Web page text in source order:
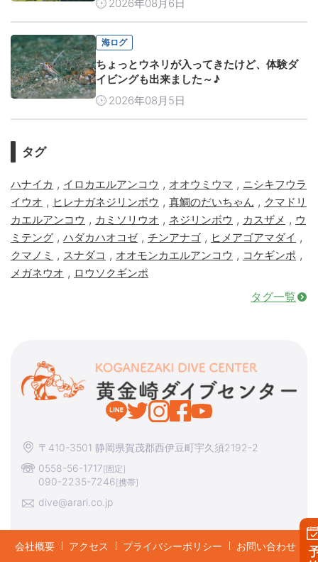
2026年08月6日
海ログ
ちょっとウネリが入ってきたけど、体験ダ
イビングも出来ました～♪
2026年08月5日
タグ
ハナイカ , イロカエルアンコウ , オオウミウマ , ニシキフウラ
イウオ , ヒレナガネジリンボウ , 真鯛のだいちゃん , クマドリ
カエルアンコウ , カミソリウオ , ネジリンボウ , カスザメ , ウ
ミテング , ハダカハオコゼ, チンアナゴ , ヒメアゴアマダイ ,
クマノミ , スナダコ , オオモンカエルアンコウ , コケギンポ ,
メガネウオ , ロウソクギンポ
タグ一覧
〒410-3501 静岡県賀茂郡西伊豆町宇久須2192-2
0558-56-1717[固定]
090-2235-7246[携帯]
dive@arari.co.jp
会社概要 アクセス プライバシーポリシー お問い合わせ